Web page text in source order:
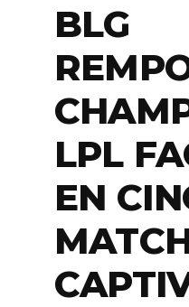
BLG
LPL
EN